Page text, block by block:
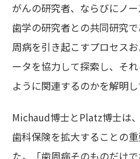
がんの研究者、ならびにノ
歯学の研究者との共同研究
周病を引き起こすプロセス
ータを協力して探索し、そ
ように関連するのかを解明し
Michaud博士とPlatz博士は
歯科保険を拡大することの
た。「歯周病そのものだけ